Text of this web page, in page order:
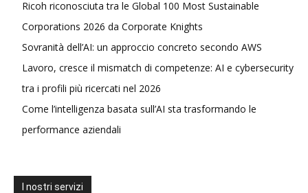
Ricoh riconosciuta tra le Global 100 Most Sustainable
Corporations 2026 da Corporate Knights
Sovranità dell’AI: un approccio concreto secondo AWS
Lavoro, cresce il mismatch di competenze: AI e cybersecurity
tra i profili più ricercati nel 2026
Come l’intelligenza basata sull’AI sta trasformando le
performance aziendali
I nostri servizi